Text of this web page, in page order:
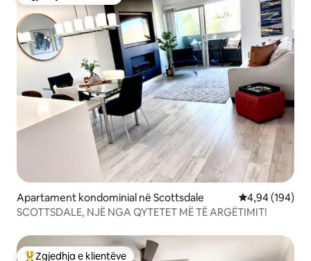
Apartament kondominial në Scottsdale Vlerësimi
4,94 (194)
SCOTTSDALE, NJË NGA QYTETET MË TË ARGËTIMIT!
Zgjedhja e klientëve